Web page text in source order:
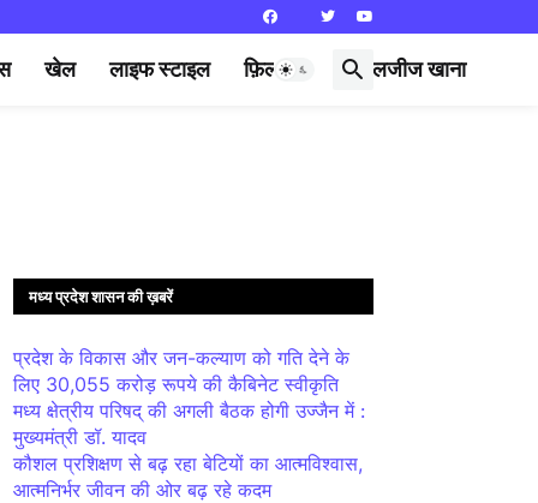
खेल लाइफ स्टाइल फ़िल्मी दुनिया लजीज खाना
मध्य प्रदेश शासन की ख़बरें
प्रदेश के विकास और जन-कल्याण को गति देने के
लिए 30,055 करोड़ रूपये की कैबिनेट स्वीकृति
मध्य क्षेत्रीय परिषद् की अगली बैठक होगी उज्जैन में :
मुख्यमंत्री डॉ. यादव
कौशल प्रशिक्षण से बढ़ रहा बेटियों का आत्मविश्वास,
आत्मनिर्भर जीवन की ओर बढ़ रहे कदम